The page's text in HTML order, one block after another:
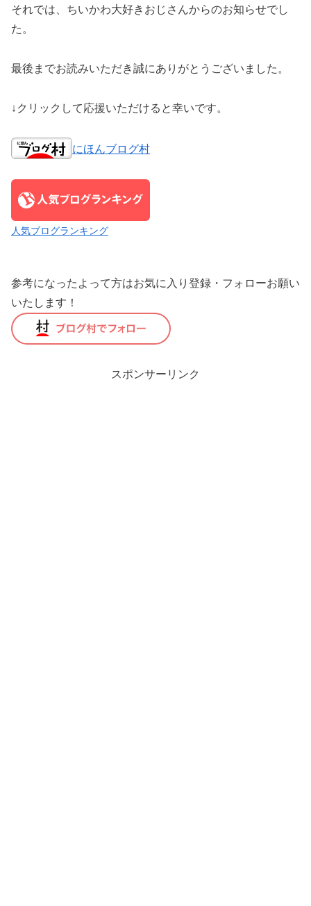
それでは、ちいかわ大好きおじさんからのお知らせでし
た。
最後までお読みいただき誠にありがとうございました。
↓クリックして応援いただけると幸いです。
にほんブログ村
人気ブログランキング
参考になったよって方はお気に入り登録・フォローお願い
いたします！
スポンサーリンク